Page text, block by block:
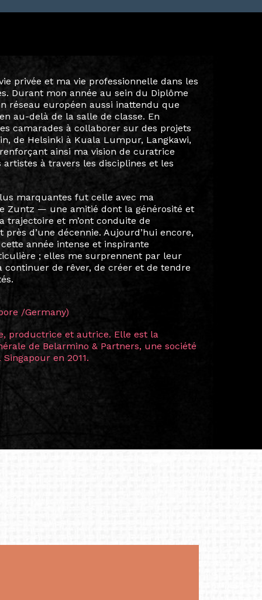
européen, j’avais le sentiment que ma
s’était arrêtée. Le programme a été le
pour la gestion culturelle. Au-delà
la plus grande force du Diplôme
une communauté exceptionnelle. Les
venus de toute l’Europe se
professionnelles précieuses et,
for Creative Industries, (Tartu,
Fashion Festival